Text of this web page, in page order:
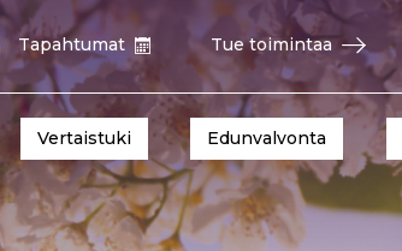
Tapahtumat Tue toimintaa
Vertaistuki Edunvalvonta